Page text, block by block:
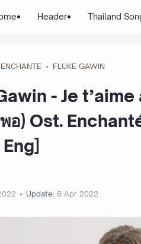
Header Thailand
ENCHANTE FLUKE GAWIN
- Je
อ) Ost.
Update: 6 Apr 2022